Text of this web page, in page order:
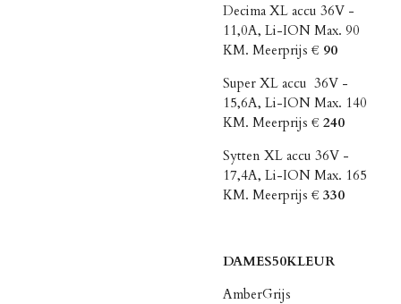
Decima XL accu 36V -
11,0A, Li-ION Max. 90
KM. Meerprijs € 90
Super XL accu 36V -
15,6A, Li-ION Max. 140
KM. Meerprijs € 240
Sytten XL accu 36V -
17,4A, Li-ION Max. 165
KM. Meerprijs € 330
DAMES50KLEUR
AmberGrijs